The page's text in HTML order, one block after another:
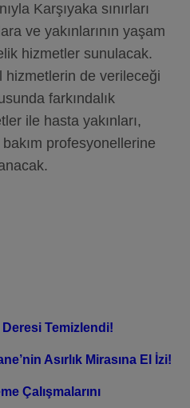
Karşıyaka sınırları
ve yakınlarının yaşam
hizmetler sunulacak.
hizmetlerin de verileceği
farkındalık
ile hasta yakınları,
profesyonellerine
Temizlendi!
Asırlık Mirasına El İzi!
Çalışmalarını